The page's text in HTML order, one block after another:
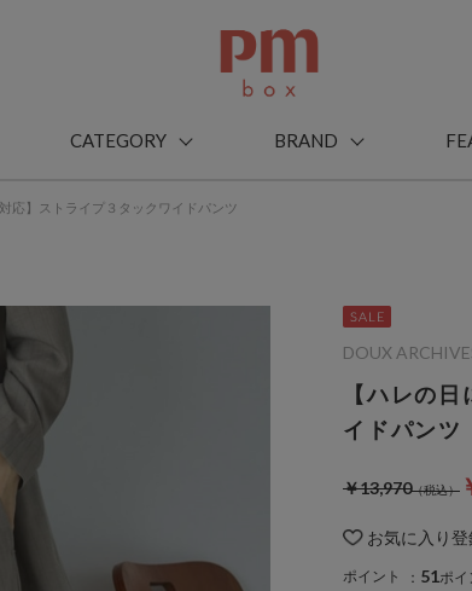
CATEGORY BRAND
応】ストライプ３タックワイドパンツ
【ハレの
イドパンツ
￥13,970
お気に入り登
ポイント ： 51ポイ
DOUX